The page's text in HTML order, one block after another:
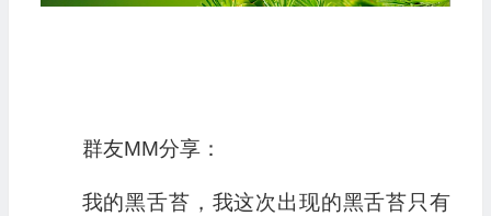
群友MM分享：
我的黑舌苔，我这次出现的黑舌苔只有